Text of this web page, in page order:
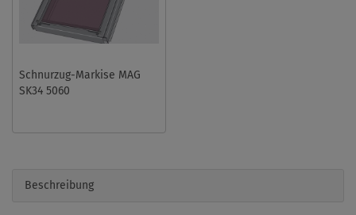
Schnurzug-Markise MAG
SK34 5060
Beschreibung